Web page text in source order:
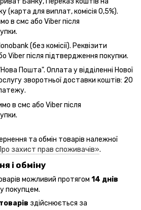
(карта для виплат, комісія 0,5%).
в смс або Viber після
(без комісії). Реквізити
Viber після підтвердження покупки.
Пошта". Оплата у відділенні Нової
зворотньої доставки коштів: 20
в смс або Viber після
та обмін товарів належної
захист прав споживачів».
і обміну
можливий протягом 14 днів
покупцем.
здійснюється за